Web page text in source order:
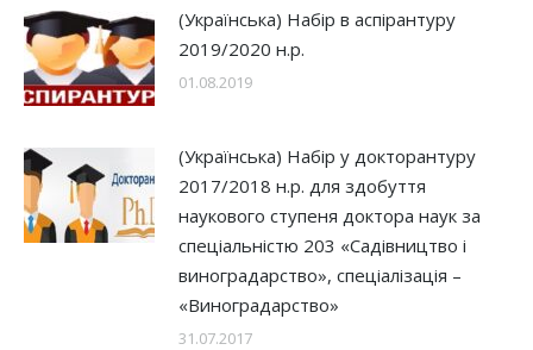
(Українська) Набір в аспірантуру
2019/2020 н.р.
01.08.2019
(Українська) Набір у докторантуру
2017/2018 н.р. для здобуття
наукового ступеня доктора наук за
спеціальністю 203 «Садівництво і
виноградарство», спеціалізація –
«Виноградарство»
31.07.2017